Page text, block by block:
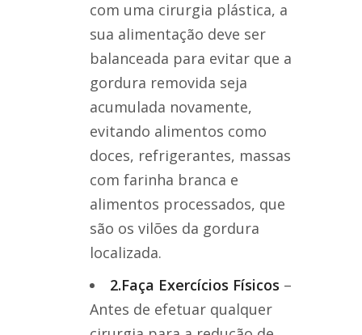
com uma cirurgia plástica, a
sua alimentação deve ser
balanceada para evitar que a
gordura removida seja
acumulada novamente,
evitando alimentos como
doces, refrigerantes, massas
com farinha branca e
alimentos processados, que
são os vilões da gordura
localizada.
2.Faça Exercícios Físicos –
Antes de efetuar qualquer